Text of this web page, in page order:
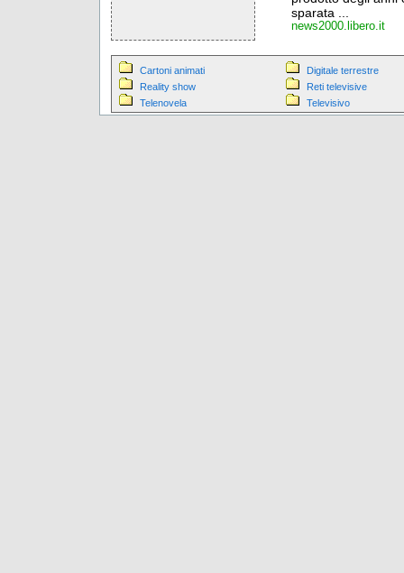
sparata ...
news2000.libero.it
Cartoni animati
Digitale terrestre
Reality show
Reti televisive
Telenovela
Televisivo